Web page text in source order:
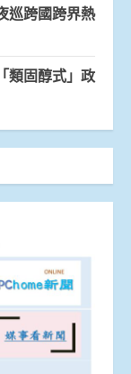
巡跨國跨界熱
類固醇式」政